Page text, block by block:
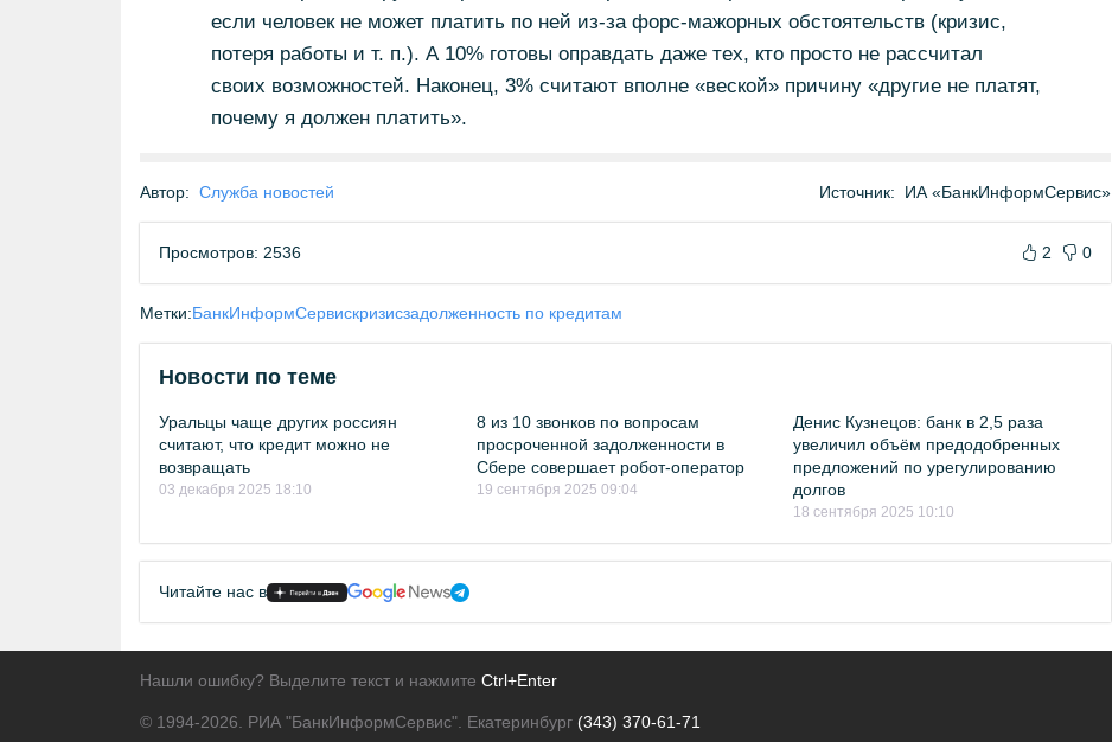
если человек не может платить по ней из-за форс-мажорных обстоятельств (кризис,
потеря работы и т. п.). А 10% готовы оправдать даже тех, кто просто не рассчитал
своих возможностей. Наконец, 3% считают вполне «веской» причину «другие не платят,
почему я должен платить».
Автор: Служба новостей Источник: ИА «БанкИнформСервис»
Просмотров: 2536 2 0
Метки:БанкИнформСервискризисзадолженность по кредитам
Новости по теме
Уральцы чаще других россиян
считают, что кредит можно не
возвращать
03 декабря 2025 18:10
8 из 10 звонков по вопросам
просроченной задолженности в
Сбере совершает робот-оператор
19 сентября 2025 09:04
Денис Кузнецов: банк в 2,5 раза
увеличил объём предодобренных
предложений по урегулированию
долгов
18 сентября 2025 10:10
Читайте нас в
Нашли ошибку? Выделите текст и нажмите Ctrl+Enter
© 1994-2026. РИА "БанкИнформСервис". Екатеринбург (343) 370-61-71